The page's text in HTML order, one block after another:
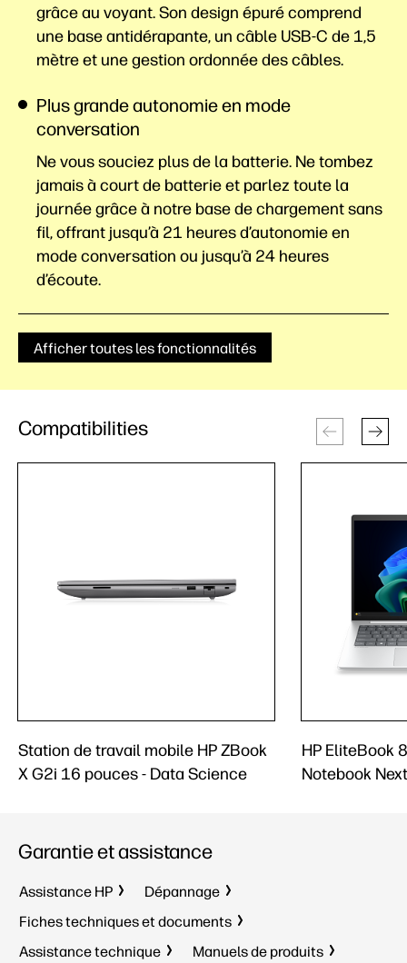
grâce au voyant. Son design épuré comprend
une base antidérapante, un câble USB-C de 1,5
mètre et une gestion ordonnée des câbles.
Plus grande autonomie en mode
conversation
Ne vous souciez plus de la batterie. Ne tombez
jamais à court de batterie et parlez toute la
journée grâce à notre base de chargement sans
fil, offrant jusqu’à 21 heures d’autonomie en
mode conversation ou jusqu’à 24 heures
d’écoute.
Afficher toutes les fonctionnalités
Compatibilities
Station de travail mobile HP ZBook
X G2i 16 pouces - Data Science
HP EliteBook
Notebook
Garantie et assistance
Assistance HP
Dépannage
Fiches techniques et documents
Assistance technique
Manuels de produits